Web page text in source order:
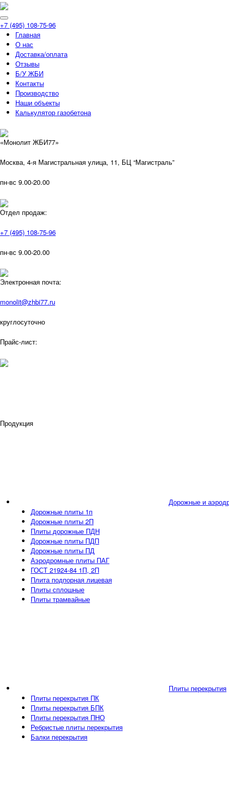
+7 (495) 108-75-96
Главная
О нас
Доставка/оплата
Отзывы
Б/У ЖБИ
Контакты
Производство
Наши объекты
Калькулятор газобетона
«Монолит ЖБИ77»
Москва, 4-я Магистральная улица, 11, ​БЦ “Магистраль”
пн-вс 9.00-20.00
Отдел продаж:
+7 (495) 108-75-96
пн-вс 9.00-20.00
Электронная почта:
monolit@zhbi77.ru
круглосуточно
Прайс-лист:
Продукция
Дорожные и
Дорожные плиты 1п
Дорожные плиты 2П
Плиты дорожные ПДН
Дорожные плиты ПДП
Дорожные плиты ПД
Аэродромные плиты ПАГ
ГОСТ 21924-84 1П, 2П
Плита подпорная лицевая
Плиты сплошные
Плиты трамвайные
Плиты перекрытия
Плиты перекрытия ПК
Плиты перекрытия БПК
Плиты перекрытия ПНО
Ребристые плиты перекрытия
Балки перекрытия